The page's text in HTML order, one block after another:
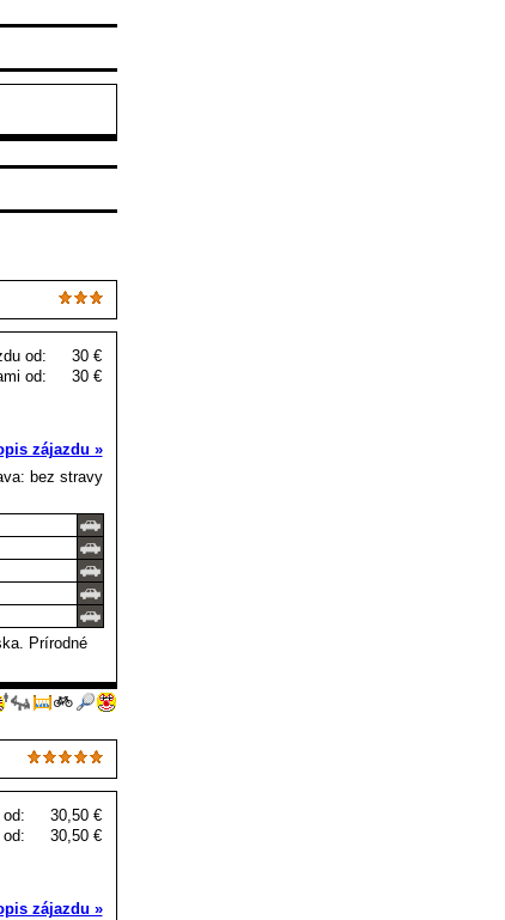
od:
30 €
od:
30 €
zájazdu »
bez stravy
Prírodné
30,50 €
30,50 €
zájazdu »